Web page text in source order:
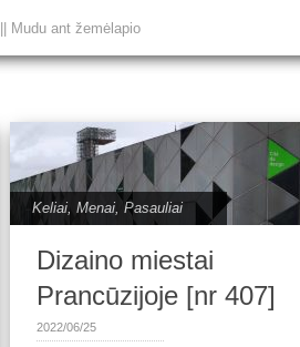
|||| Mudu ant žemėlapio
Keliai,Menai,Pasauliai
Dizaino miestai
Prancūzijoje [nr 407]
2022/06/25